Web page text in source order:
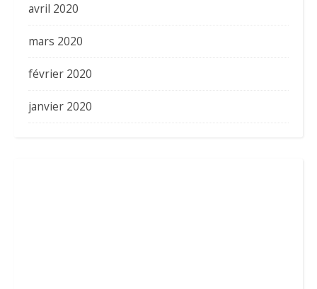
avril 2020
mars 2020
février 2020
janvier 2020